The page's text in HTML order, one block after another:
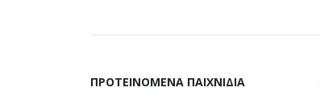
ΠΡΟΤΕΙΝΌΜΕΝΑ ΠΑΙΧΝΊΔΙΑ